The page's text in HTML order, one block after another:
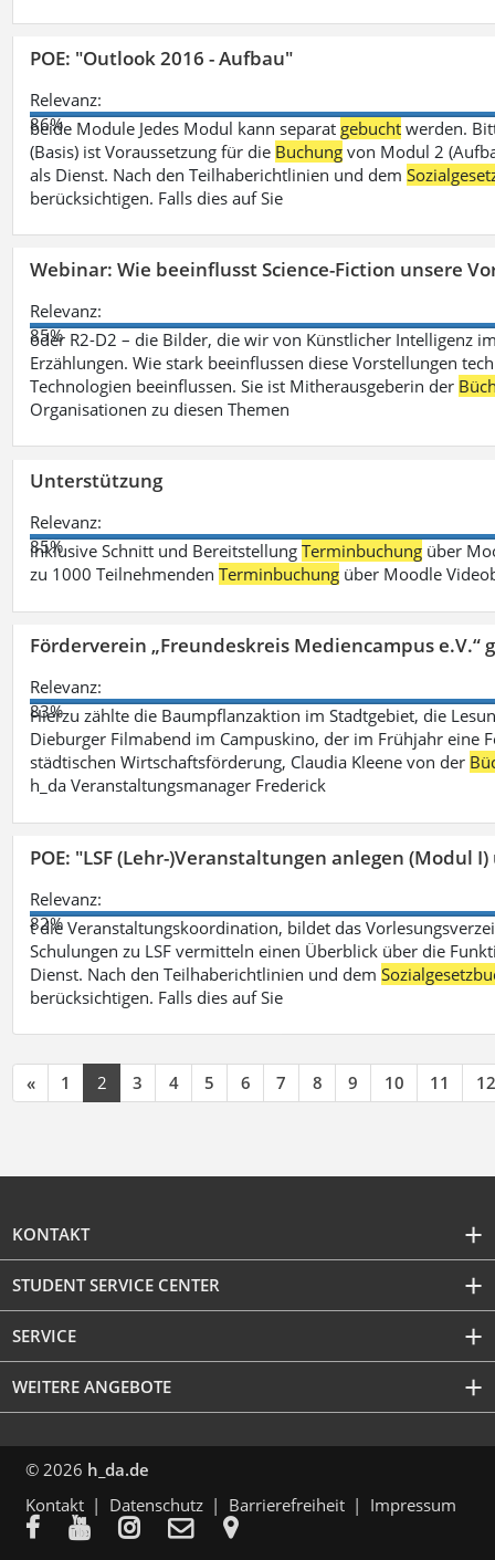
POE: "Outlook 2016 - Aufbau"
Relevanz:
86%
beide Module Jedes Modul kann separat gebucht werden.
(Basis) ist Voraussetzung für die Buchung von Modul 2
als Dienst. Nach den Teilhaberichtlinien und dem
berücksichtigen. Falls dies auf Sie
Webinar: Wie beeinflusst Science-Fiction unsere
Relevanz:
85%
oder R2-D2 – die Bilder, die wir von Künstlicher Intelligenz
Erzählungen. Wie stark beeinflussen diese Vorstellungen
Technologien beeinflussen. Sie ist Mitherausgeberin der
Organisationen zu diesen Themen
Unterstützung
Relevanz:
85%
inklusive Schnitt und BereitstellungTerminbuchung über
zu 1000 TeilnehmendenTerminbuchung über Moodle
Förderverein „Freundeskreis Mediencampus e.V.“
Relevanz:
83%
Hierzu zählte die Baumpflanzaktion im Stadtgebiet, die
Dieburger Filmabend im Campuskino, der im Frühjahr eine
städtischen Wirtschaftsförderung, Claudia Kleene von der
h_da Veranstaltungsmanager Frederick
POE: "LSF (Lehr-)Veranstaltungen anlegen (Modul
Relevanz:
82%
t die Veranstaltungskoordination, bildet das
Schulungen zu LSF vermitteln einen Überblick über die
Dienst. Nach den Teilhaberichtlinien und dem
berücksichtigen. Falls dies auf Sie
« 1 2 3 4 5 6 7 8 9 10 11 12
KONTAKT
STUDENT SERVICE CENTER
SERVICE
WEITERE ANGEBOTE
© 2026 h_da.de
Kontakt
Datenschutz Barrierefreiheit Impressum
    